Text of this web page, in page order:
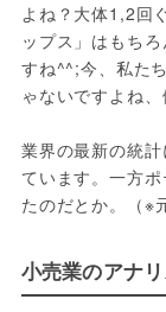
よね？大体1,2回
ップス」はもち
すね^^;今、私た
ゃないですよね、
業界の最新の統
ています。一方
たのだとか。（※
小売業のアナ